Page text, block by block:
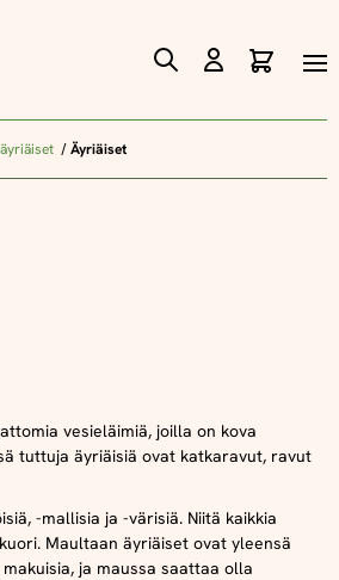
Skip
Content
Äyriäiset
vesieläimiä, joilla on kova
tuttuja äyriäisiä ovat katkaravut, ravut
-mallisia ja -värisiä. Niitä kaikkia
Maultaan äyriäiset ovat yleensä
ja maussa saattaa olla